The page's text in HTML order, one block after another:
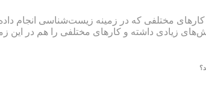
مختلفی که در زمینه زیست‌شناسی انجام
زیادی داشته و کارهای مختلفی را هم در این